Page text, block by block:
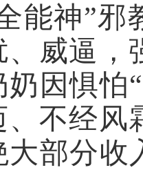
能神”
、威逼
奶因惧怕
、不经风
大部分收